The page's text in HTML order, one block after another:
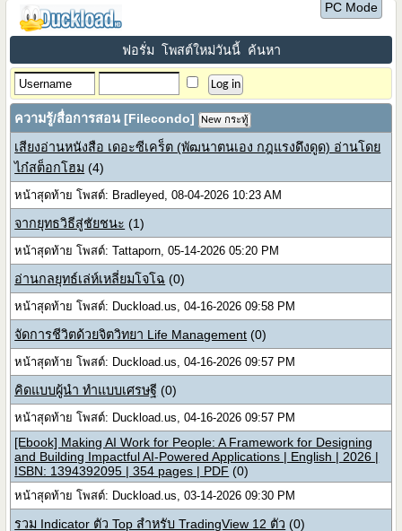
PC Mode
ฟอรั่ม โพสต์ใหม่วันนี้ ค้นหา
ความรู้/สื่อการสอน [Filecondo] New กระทู้
เสียงอ่านหนังสือ เดอะซีเคร็ต (พัฒนาตนเอง กฎแรงดึงดูด) อ่านโดย
ไก๋สต็อกโฮม (4)
หน้าสุดท้าย โพสต์: Bradleyed, 08-04-2026 10:23 AM
จากยุทธวิธีสู่ชัยชนะ (1)
หน้าสุดท้าย โพสต์: Tattaporn, 05-14-2026 05:20 PM
อ่านกลยุทธ์เล่ห์เหลี่ยมโจโฉ (0)
หน้าสุดท้าย โพสต์: Duckload.us, 04-16-2026 09:58 PM
จัดการชีวิตด้วยจิตวิทยา Life Management (0)
หน้าสุดท้าย โพสต์: Duckload.us, 04-16-2026 09:57 PM
คิดแบบผู้นำ ทำแบบเศรษฐี (0)
หน้าสุดท้าย โพสต์: Duckload.us, 04-16-2026 09:57 PM
[Ebook] Making AI Work for People: A Framework for Designing
and Building Impactful AI-Powered Applications | English | 2026 |
ISBN: 1394392095 | 354 pages | PDF (0)
หน้าสุดท้าย โพสต์: Duckload.us, 03-14-2026 09:30 PM
รวม Indicator ตัว Top สำหรับ TradingView 12 ตัว (0)